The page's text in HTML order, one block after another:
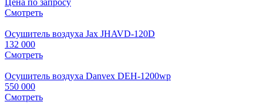
Смотреть
Осушитель воздуха Jax JHAVD-120D
132 000
Смотреть
Осушитель воздуха Danvex DEH-1200wp
550 000
Смотреть